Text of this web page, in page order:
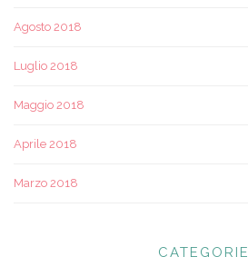
Agosto 2018
Luglio 2018
Maggio 2018
Aprile 2018
Marzo 2018
CATEGORIE